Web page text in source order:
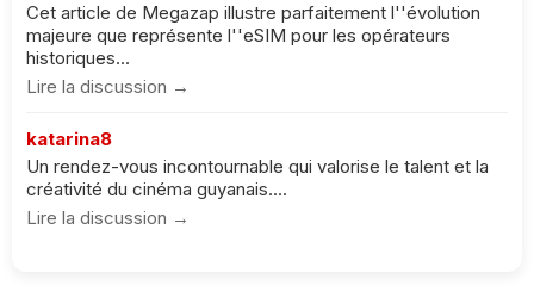
Cet article de Megazap illustre parfaitement l''évolution
majeure que représente l''eSIM pour les opérateurs
historiques...
Lire la discussion →
katarina8
Un rendez-vous incontournable qui valorise le talent et la
créativité du cinéma guyanais....
Lire la discussion →